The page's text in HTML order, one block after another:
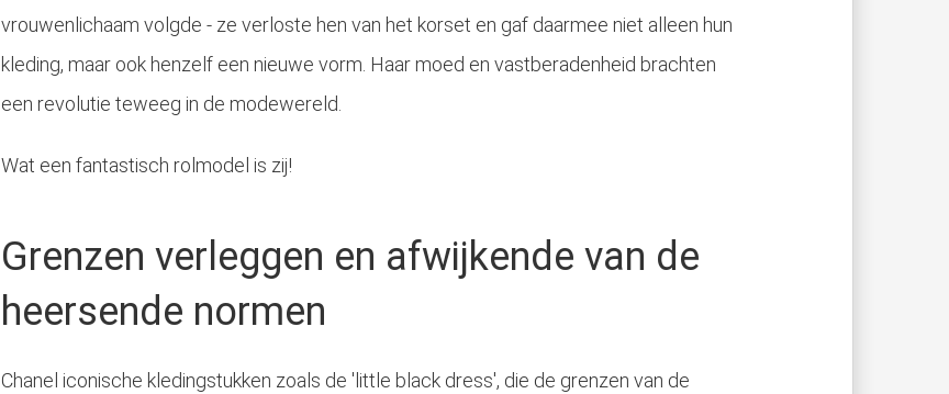
vrouwenlichaam volgde - ze verloste hen van het korset en gaf daarmee niet alleen hun
kleding, maar ook henzelf een nieuwe vorm. Haar moed en vastberadenheid brachten
een revolutie teweeg in de modewereld.
Wat een fantastisch rolmodel is zij!
Grenzen verleggen en afwijkende van de
heersende normen
Chanel iconische kledingstukken zoals de 'little black dress', die de grenzen van de